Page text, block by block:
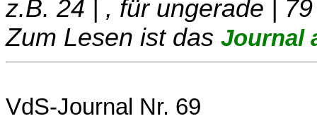
z.B. 24 | , für ungerade | 79
Zum Lesen ist das Journal
VdS-Journal Nr. 69